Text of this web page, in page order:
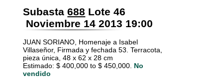
Subasta 688 Lote 46
Noviembre 14 2013 19:00
JUAN SORIANO, Homenaje a Isabel
Villaseñor, Firmada y fechada 53. Terracota,
pieza única, 48 x 62 x 28 cm
Estimado: $ 400,000 to $ 450,000. No
vendido